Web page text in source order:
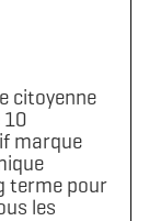
citoyenne
10
marque
terme pour
les